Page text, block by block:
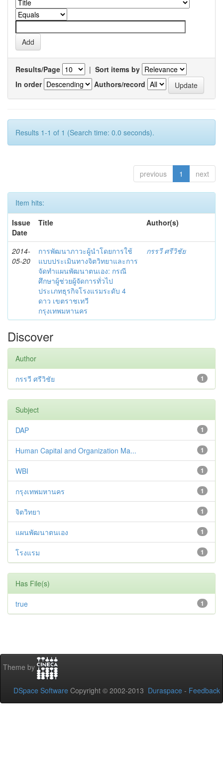
Results/Page | Sort items by
In order
Authors/record
Results 1-1 of 1 (Search time: 0.0 seconds).
previous 1 next
Item hits:
Issue
Date
Title Author(s)
2014-
05-20
การพัฒนาภาวะผู้นำโดยการใช้
แบบประเมินทางจิตวิทยาและการ
จัดทำแผนพัฒนาตนเอง: กรณี
ศึกษาผู้ช่วยผู้จัดการทั่วไป
ประเภทธุรกิจโรงแรมระดับ 4
ดาว เขตราชเทวี
กรุงเทพมหานคร
กรรวี ศรีวิชัย
Discover
Author
1
กรรวี ศรีวิชัย
Subject
1
DAP
1
Human Capital and Organization Ma...
1
WBI
1
กรุงเทพมหานคร
1
จิตวิทยา
1
แผนพัฒนาตนเอง
1
โรงแรม
Has File(s)
1
true
Theme by
DSpace Software Copyright © 2002-2013 Duraspace - Feedback